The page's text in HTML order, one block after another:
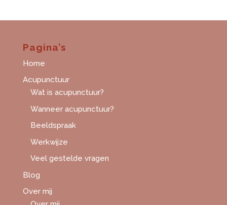
Pagina’s
Home
Acupunctuur
Wat is acupunctuur?
Wanneer acupunctuur?
Beeldspraak
Werkwijze
Veel gestelde vragen
Blog
Over mij